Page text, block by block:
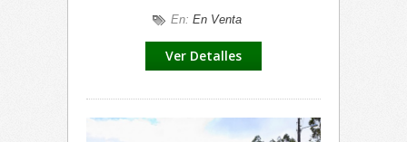
En: En Venta
Ver Detalles